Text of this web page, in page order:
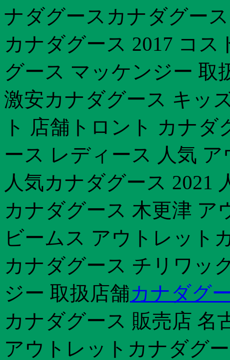
ナダグースカナダグー
カナダグース 2017 コ
グース マッケンジー 取
激安カナダグース キッ
ト 店舗トロント カナ
ース レディース 人気
人気カナダグース 2021
カナダグース 木更津 ア
ビームス アウトレット
カナダグース チリワッ
ジー 取扱店舗カナダグ
カナダグース 販売店 名
アウトレットカナダグ